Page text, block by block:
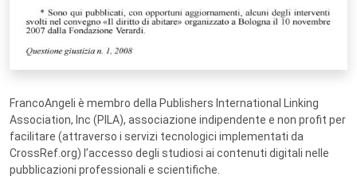
FrancoAngeli è membro della Publishers International Linking
Association, Inc (PILA), associazione indipendente e non profit per
facilitare (attraverso i servizi tecnologici implementati da
CrossRef.org) l’accesso degli studiosi ai contenuti digitali nelle
pubblicazioni professionali e scientifiche.